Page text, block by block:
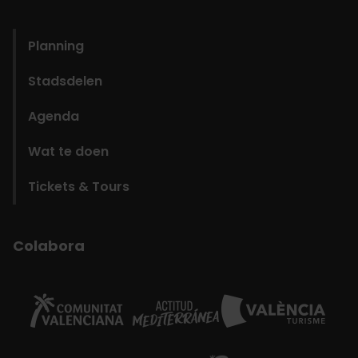
Planning
Stadsdelen
Agenda
Wat te doen
Tickets & Tours
Colabora